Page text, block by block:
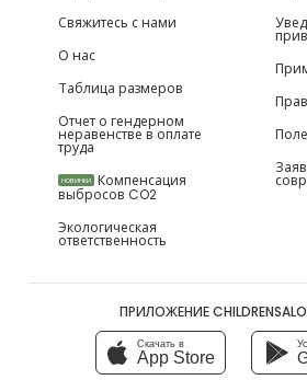
Свяжитесь с нами
О нас
Таблица размеров
Отчет о гендерном
неравенстве в оплате
труда
НОВИНКИ Компенсация
выбросов CO2
Экологическая
ответственность
ПРИЛОЖЕНИЕ
Скачать в
App Store